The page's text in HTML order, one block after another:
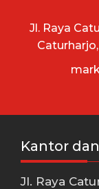
Jl. Raya
Kantor
Jl. Raya